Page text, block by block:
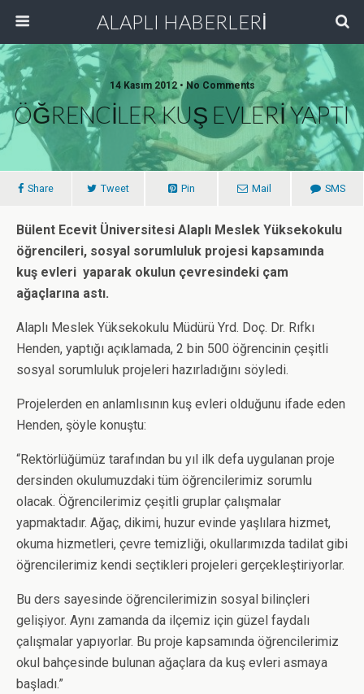
ALAPLI HABERLERİ
14 Kasım 2012 • No Comments
ÖĞRENCİLER KUŞ EVLERİ YAPTI
Share Tweet Pin Mail SMS
Bülent Ecevit Üniversitesi Alaplı Meslek Yüksekokulu
öğrencileri, sosyal sorumluluk projesi kapsamında
kuş evleri yaparak okulun çevresindeki çam
ağaçlarına astı.
Alaplı Meslek Yüksekokulu Müdürü Yrd. Doç. Dr. Rıfkı
Henden, yaptığı açıklamada, 2 bin 500 öğrencinin çeşitli
sosyal sorumluluk projeleri hazırladığını söyledi.
Projelerden en anlamlısının kuş evleri olduğunu ifade eden
Henden, şöyle konuştu:
“Rektörlüğümüz tarafından bu yıl ilk defa uygulanan proje
dersinden okulumuzdaki tüm öğrencilerimiz sorumlu
olacak. Öğrencilerimiz çeşitli gruplar çalışmalar
yapmaktadır. Ağaç, dikimi, huzur evinde yaşlılara hizmet,
okuma hizmetleri, çevre temizliği, okullarımızda tadilat gibi
öğrencilerimiz kendi seçtikleri projeleri gerçekleştiriyorlar.
Bu ders sayesinde öğrencilerimizin sosyal bilinçleri
gelişiyor. Aynı zamanda da ilçemiz için güzel faydalı
çalışmalar yapıyorlar. Bu proje kapsamında öğrencilerimiz
okul bahçesinde bulunan ağaçlara da kuş evleri asmaya
başladı.”